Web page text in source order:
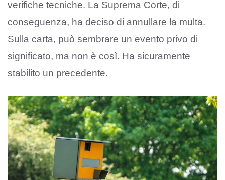
verifiche tecniche. La Suprema Corte, di
conseguenza, ha deciso di annullare la multa.
Sulla carta, può sembrare un evento privo di
significato, ma non è così. Ha sicuramente
stabilito un precedente.